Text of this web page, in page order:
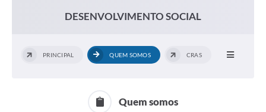
DESENVOLVIMENTO SOCIAL
PRINCIPAL QUEM SOMOS CRAS
Quem somos